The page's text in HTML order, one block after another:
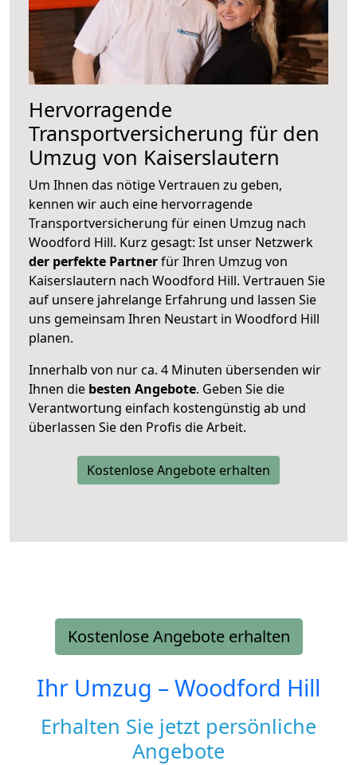
Hervorragende
Transportversicherung für den
Umzug von Kaiserslautern
Um Ihnen das nötige Vertrauen zu geben,
kennen wir auch eine hervorragende
Transportversicherung für einen Umzug nach
Woodford Hill. Kurz gesagt: Ist unser Netzwerk
der perfekte Partnerfür Ihren Umzug von
Kaiserslautern nach Woodford Hill. Vertrauen Sie
auf unsere jahrelange Erfahrung und lassen Sie
uns gemeinsam Ihren Neustart in Woodford Hill
planen.
Innerhalb von nur ca. 4 Minuten übersenden wir
Ihnen die besten Angebote. Geben Sie die
Verantwortung einfach kostengünstig ab und
überlassen Sie den Profis die Arbeit.
Kostenlose Angebote erhalten
Kostenlose Angebote erhalten
Ihr Umzug –Woodford Hill
Erhalten Sie jetzt persönliche
Angebote